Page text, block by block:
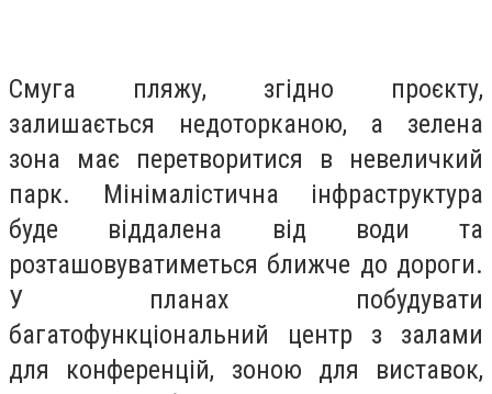
Смуга пляжу, згідно проєкту,
залишається недоторканою, а зелена
зона має перетворитися в невеличкий
парк. Мінімалістична інфраструктура
буде віддалена від води та
розташовуватиметься ближче до дороги.
У планах побудувати
багатофункціональний центр з залами
для конференцій, зоною для виставок,